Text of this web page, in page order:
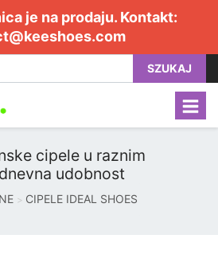
je na prodaju. Kontakt:
SZUKAJ
cipele u raznim
udobnost
CIPELE IDEAL SHOES